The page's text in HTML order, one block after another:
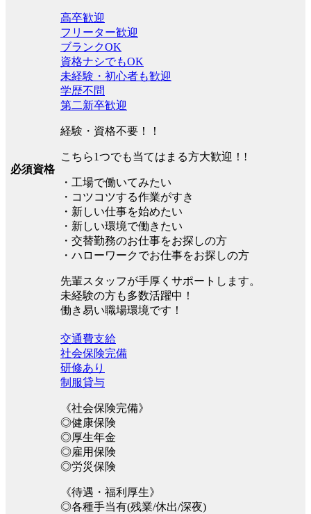
必須資格
高卒歓迎
フリーター歓迎
ブランクOK
資格ナシでもOK
未経験・初心者も歓迎
学歴不問
第二新卒歓迎
経験・資格不要！！
こちら1つでも当てはまる方大歓迎！!
・工場で働いてみたい
・コツコツする作業がすき
・新しい仕事を始めたい
・新しい環境で働きたい
・交替勤務のお仕事をお探しの方
・ハローワークでお仕事をお探しの方
先輩スタッフが手厚くサポートします。
未経験の方も多数活躍中！
働き易い職場環境です！
交通費支給
社会保険完備
研修あり
制服貸与
《社会保険完備》
◎健康保険
◎厚生年金
◎雇用保険
◎労災保険
《待遇・福利厚生》
◎各種手当有(残業/休出/深夜)